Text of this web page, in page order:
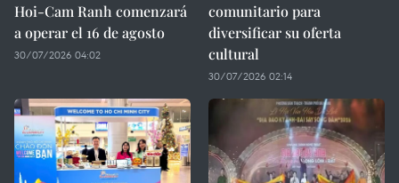
Hoi-Cam Ranh comenzará
a operar el 16 de agosto
30/07/2026 04:02
comunitario para
diversificar su oferta
cultural
30/07/2026 02:14